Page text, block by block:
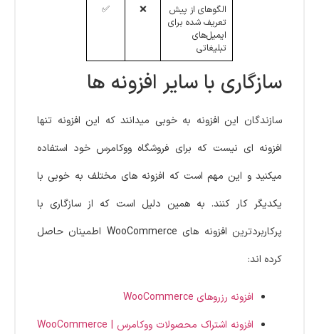
الگوهای از پیش
تعریف شده برای
ایمیل‌های
تبلیغاتی
❌
✅
سازگاری با سایر افزونه ها
سازندگان این افزونه به خوبی میدانند که این افزونه تنها
افزونه ای نیست که برای فروشگاه ووکامرس خود استفاده
میکنید و این مهم است که افزونه های مختلف به خوبی با
یکدیگر کار کنند. به همین دلیل است که از سازگاری با
پرکاربردترین افزونه های WooCommerce اطمینان حاصل
کرده اند:
افزونه رزروهای WooCommerce
افزونه اشتراک محصولات ووکامرس | WooCommerce